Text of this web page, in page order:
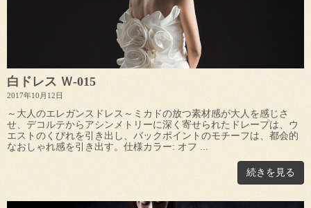
白ドレス Ｗ-015
2017年10月12日
～大人のエレガンスドレス～ミカドの放つ素材感が大人を感じさ
せ、デコルテからアシンメトリーに深く寄せられたドレープは、ウ
エストのくびれを引き出し、バックポイントのモチーフは、都会的
なおしゃれ感を引き出す。仕様カラー: オフ ...
続きを見る